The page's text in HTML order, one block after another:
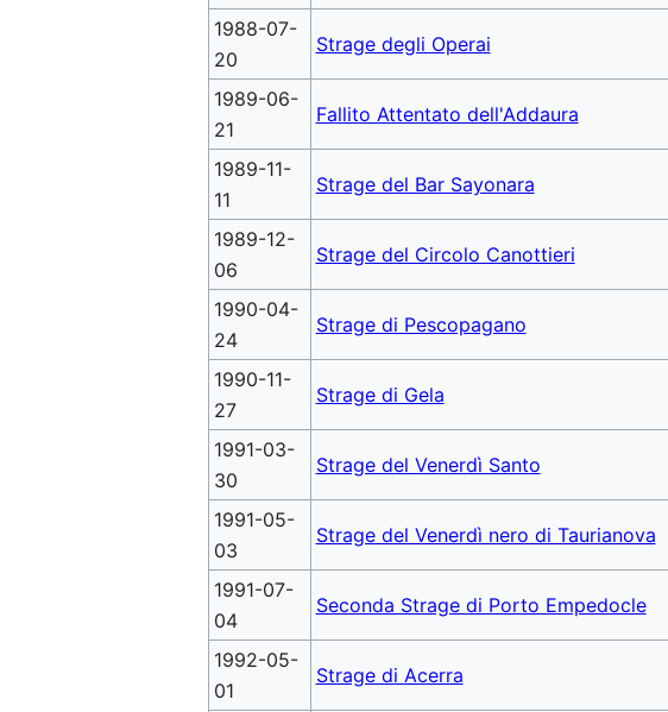
1988-07-
20
Strage degli Operai
1989-06-
21
Fallito Attentato dell'Addaura
1989-11-
11
Strage del Bar Sayonara
1989-12-
06
Strage del Circolo Canottieri
1990-04-
24
Strage di Pescopagano
1990-11-
27
Strage di Gela
1991-03-
30
Strage del Venerdì Santo
1991-05-
03
Strage del Venerdì nero di Taurianova
1991-07-
04
Seconda Strage di Porto Empedocle
1992-05-
01
Strage di Acerra